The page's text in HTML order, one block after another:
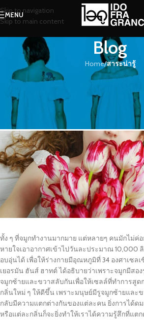
Skip to navigation
Skip to main content
MENU
Blog
Home/สาระน่ารู้
สาระน่ารู้
ความแตกต่างของการ
บ่งบอกอะไรบ้าง
น้องน้ำหอม On 05/01/
ทั้ง ๆ ที่จมูกทำงานมากมาย แต่หลายๆ คนมักไม่ค่
หายใจเอาอากาศเข้าไปวันละประมาณ 10,000
อบอุ่นได้ เพื่อให้ร่างกายมีอุณหภูมิที่ 34 องศาเซล
เยอรมัน ฮันส์ ฮาทต์ ได้อธิบายว่าเพราะจมูกมีสอง
จมูกซ้ายและขวาสลับกันเพื่อให้เซลล์ที่ทำการสู
กลิ่นใหม่ ๆ ให้ดีขึ้น เพราะมนุษย์มีรูจมูกซ้ายและ
กลับมีความแตกต่างกันของแต่ละคน ยิ่งการได้ด
หรือแต่ละกลิ่นก็จะยิ่งทำให้เราได้ความรู้สึกที่แต